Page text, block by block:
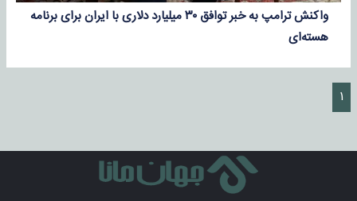
واکنش ترامپ به خبر توافق ۳۰ میلیارد دلاری با ایران برای برنامه
هسته‌ای
۱